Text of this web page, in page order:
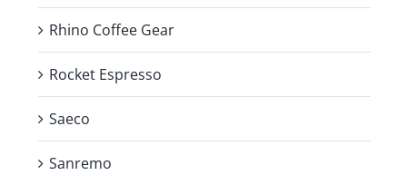
Rhino Coffee Gear
Rocket Espresso
Saeco
Sanremo